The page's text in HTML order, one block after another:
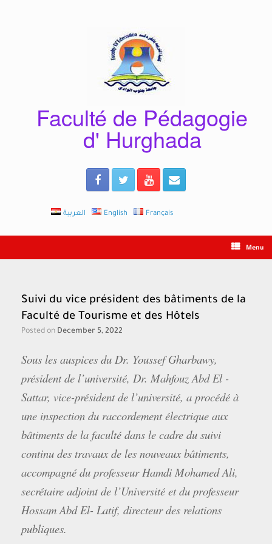
Faculté de Pédagogie
d' Hurghada
العربية English Français
Menu
Suivi du vice président des bâtiments de la
Faculté de Tourisme et des Hôtels
Posted on December 5, 2022
Sous les auspices du Dr. Youssef Gharbawy,
président de l’université, Dr. Mahfouz Abd El -
Sattar, vice-président de l’université, a procédé à
une inspection du raccordement électrique aux
bâtiments de la faculté dans le cadre du suivi
continu des travaux de les nouveaux bâtiments,
accompagné du professeur Hamdi Mohamed Ali,
secrétaire adjoint de l’Université et du professeur
Hossam Abd El- Latif, directeur des relations
publiques.